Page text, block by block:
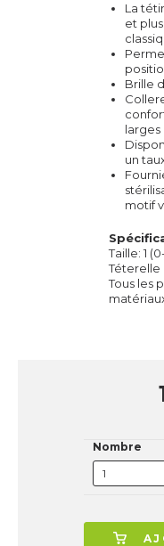
La
et
Brille
larges
un
motif
Taille: 1
Téterelle
Tous les
Nombre